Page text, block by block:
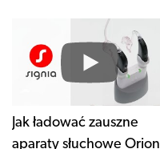
Jak ładować zauszne
aparaty słuchowe Orion